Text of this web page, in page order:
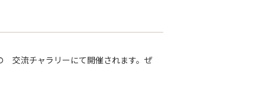
交流チャラリーにて開催されます。ぜ